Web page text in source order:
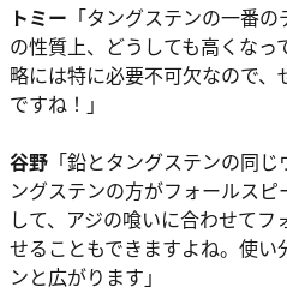
トミー 「タングステンの一番
の性質上、どうしても高くな
略には特に必要不可欠なので
ですね！」
谷野 「鉛とタングステンの同
ングステンの方がフォールス
して、アジの喰いに合わせて
せることもできますよね。使
ンと広がります」